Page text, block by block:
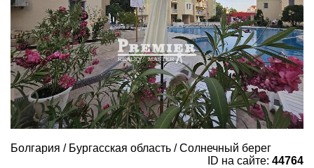
Болгария / Бургасская область / Солнечный берег
ID на сайте: 44764